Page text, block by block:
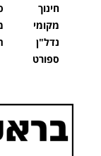
חינוך
מקומי
נדל"ן
ספורט